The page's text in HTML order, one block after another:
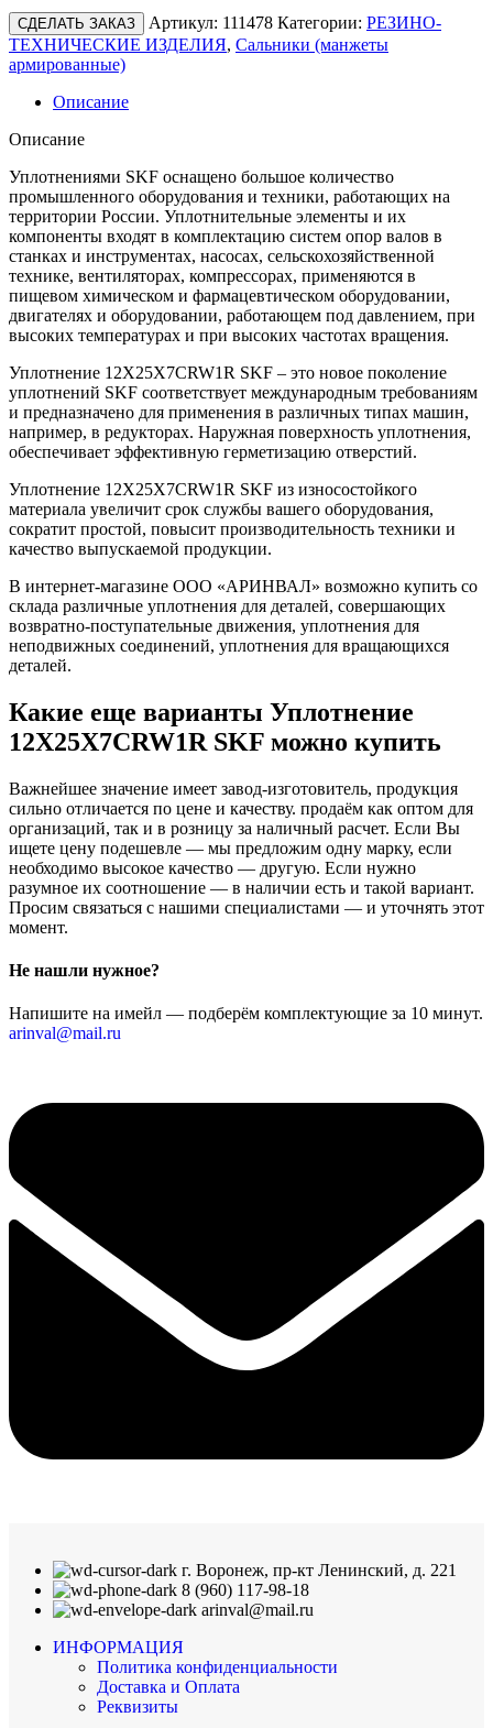
СДЕЛАТЬ ЗАКАЗ Артикул: 111478 Категории: РЕЗИНО-
ТЕХНИЧЕСКИЕ ИЗДЕЛИЯ, Сальники (манжеты
армированные)
Описание
Описание
Уплотнениями SKF оснащено большое количество
промышленного оборудования и техники, работающих на
территории России. Уплотнительные элементы и их
компоненты входят в комплектацию систем опор валов в
станках и инструментах, насосах, сельскохозяйственной
технике, вентиляторах, компрессорах, применяются в
пищевом химическом и фармацевтическом оборудовании,
двигателях и оборудовании, работающем под давлением, при
высоких температурах и при высоких частотах вращения.
Уплотнение 12X25X7CRW1R SKF – это новое поколение
уплотнений SKF соответствует международным требованиям
и предназначено для применения в различных типах машин,
например, в редукторах. Наружная поверхность уплотнения,
обеспечивает эффективную герметизацию отверстий.
Уплотнение 12X25X7CRW1R SKF из износостойкого
материала увеличит срок службы вашего оборудования,
сократит простой, повысит производительность техники и
качество выпускаемой продукции.
В интернет-магазине ООО «АРИНВАЛ» возможно купить со
склада различные уплотнения для деталей, совершающих
возвратно-поступательные движения, уплотнения для
неподвижных соединений, уплотнения для вращающихся
деталей.
Какие еще варианты Уплотнение
12X25X7CRW1R SKF можно купить
Важнейшее значение имеет завод-изготовитель, продукция
сильно отличается по цене и качеству. продаём как оптом для
организаций, так и в розницу за наличный расчет. Если Вы
ищете цену подешевле — мы предложим одну марку, если
необходимо высокое качество — другую. Если нужно
разумное их соотношение — в наличии есть и такой вариант.
Просим связаться с нашими специалистами — и уточнять этот
момент.
Не нашли нужное?
Напишите на имейл — подберём комплектующие за 10 минут.
arinval@mail.ru
г. Воронеж, пр-кт Ленинский, д. 221
8 (960) 117-98-18
arinval@mail.ru
ИНФОРМАЦИЯ
Политика конфиденциальности
Доставка и Оплата
Реквизиты